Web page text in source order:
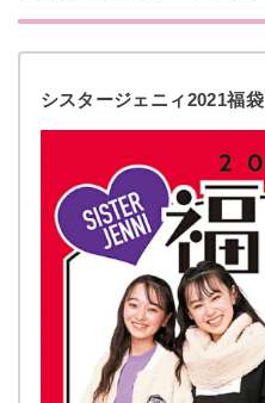
シスタージェニィ2021福袋